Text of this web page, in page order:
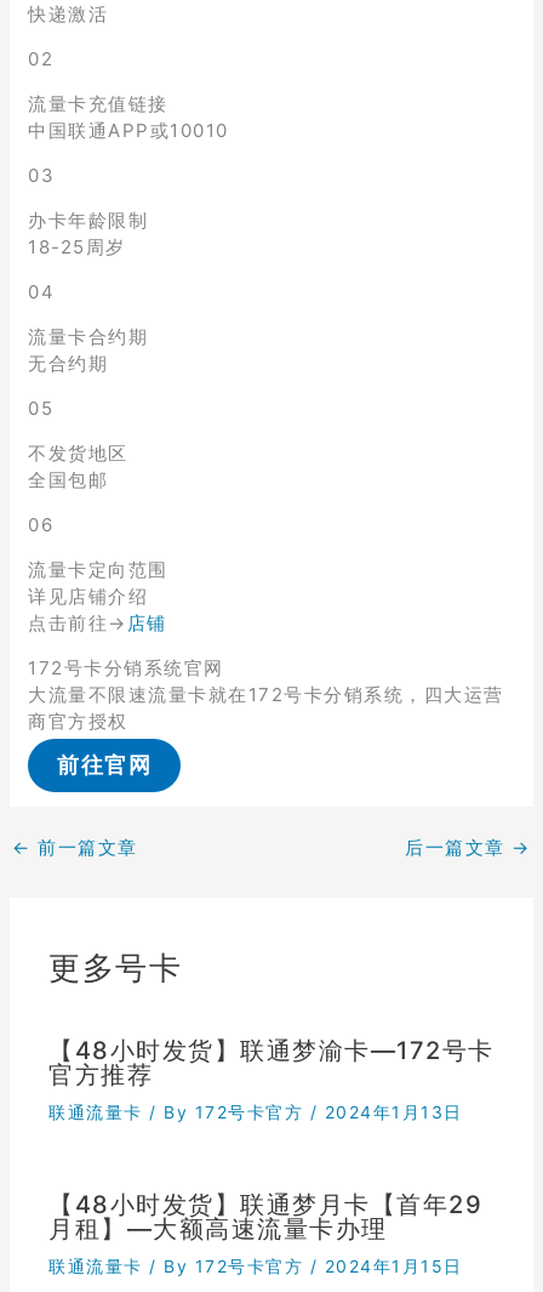
快递激活
02
流量卡充值链接
中国联通APP或10010
03
办卡年龄限制
18-25周岁
04
流量卡合约期
无合约期
05
不发货地区
全国包邮
06
流量卡定向范围
详见店铺介绍
点击前往→ 店铺
172号卡分销系统官网
大流量不限速流量卡就在172号卡分销系统，四大运营
商官方授权
前往官网
← 前一篇文章 后一篇文章 →
更多号卡
【48小时发货】联通梦渝卡—172号卡
官方推荐
联通流量卡 / By 172号卡官方 / 2024年1月13日
【48小时发货】联通梦月卡【首年29
月租】—大额高速流量卡办理
联通流量卡 / By 172号卡官方 / 2024年1月15日